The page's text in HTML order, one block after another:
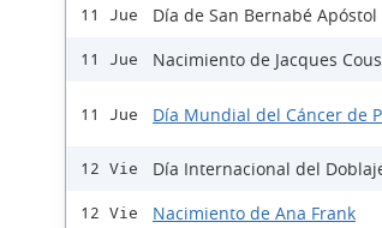
11 Jue Día de San Bernabé Apóstol
11 Jue Nacimiento de Jacques
11 Jue Día Mundial del Cáncer de
12 Vie Día Internacional del
12 Vie Nacimiento de Ana Frank